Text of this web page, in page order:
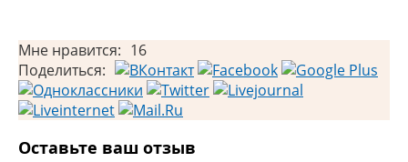
Мне нравится: 16
Поделиться:
Оставьте ваш отзыв